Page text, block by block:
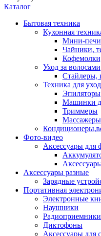
Каталог
Бытовая техника
Кухонная
Мини-печи
Чайники,
Уход за волосами
Стайлеры,
Техника для
Эпиляторы
Машинки
Триммеры
Массажеры
Фото-видео
Аксессуары для
Аксессуары разные
Зарядные
Портативная
Электронные
Наушники
Радиоприемники
Диктофоны
Аксессуары для